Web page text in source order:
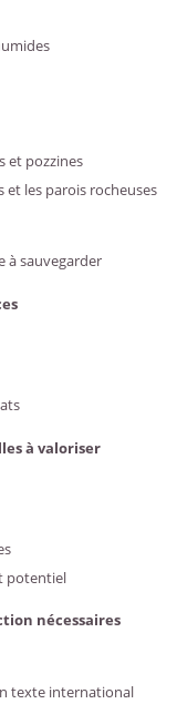
et pozzines
et les parois rocheuses
à sauvegarder
à valoriser
potentiel
nécessaires
texte international